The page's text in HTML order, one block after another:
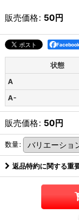
販売価格: 50円
状態
A
A-
販売価格: 50円
数量:
返品特約に関する重